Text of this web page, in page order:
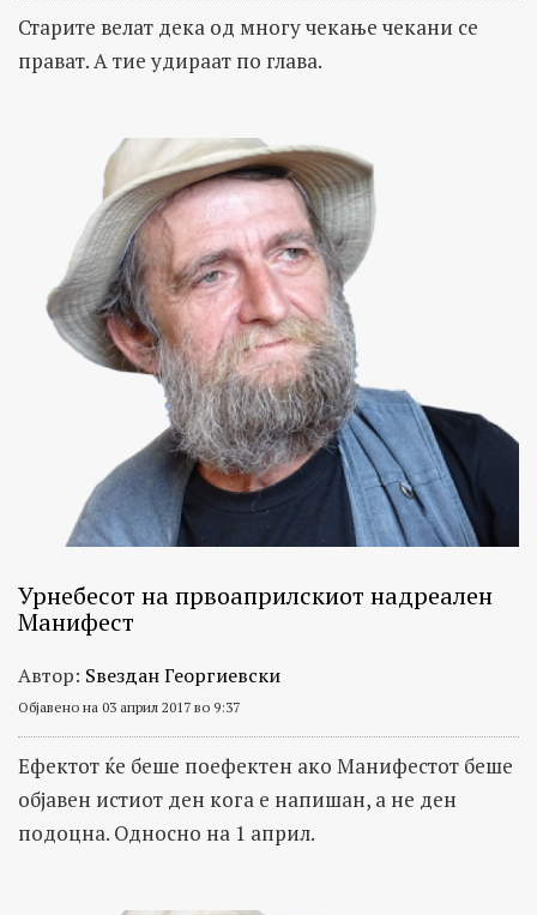
Старите велат дека од многу чекање чекани се
прават. А тие удираат по глава.
Урнебесот на првоаприлскиот надреален
Mанифест
Автор: Ѕвездан Георгиевски
Објавено на 03 април 2017 во 9:37
Ефектот ќе беше поефектен ако Манифестот беше
објавен истиот ден кога е напишан, а не ден
подоцна. Односно на 1 април.